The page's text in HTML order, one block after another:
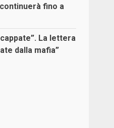
fino a
La lettera
dalla mafia”